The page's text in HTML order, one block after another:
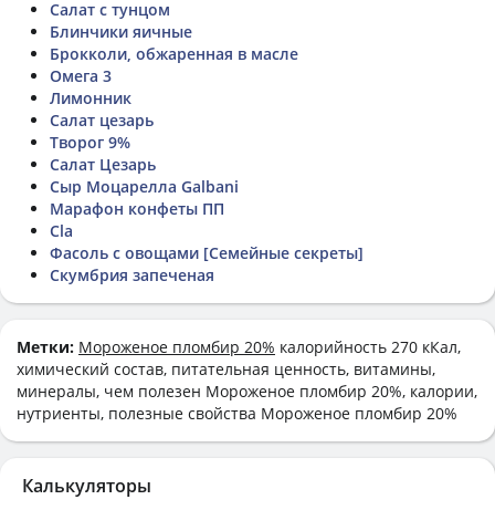
Салат с тунцом
Блинчики яичные
Брокколи, обжаренная в масле
Омега 3
Лимонник
Салат цезарь
Творог 9%
Салат Цезарь
Сыр Моцарелла Galbani
Марафон конфеты ПП
Cla
Фасоль с овощами [Семейные секреты]
Скумбрия запеченая
Метки: Мороженое пломбир 20% калорийность 270 кКал,
химический состав, питательная ценность, витамины,
минералы, чем полезен Мороженое пломбир 20%, калории,
нутриенты, полезные свойства Мороженое пломбир 20%
Калькуляторы